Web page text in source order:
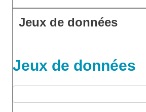
Jeux de données
Jeux de données